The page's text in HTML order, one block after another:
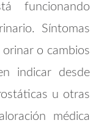
funcionando
Síntomas
o cambios
indicar desde
u otras
médica